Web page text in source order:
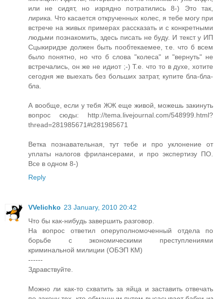
или не сидят, но изрядно потратились 8-) Это так,
лирика. Что касается открученных колес, я тебе могу при
встрече на живых примерах рассказать и с конкретными
людьми познакомить, здесь писать не буду. И текст у ИП
Сцыкиридзе должен быть пообтекаемее, т.е. что б всем
было понятно, но что б слова "колеса" и "вернуть" не
встречались, он же не идиот ;-) Т.е. что то в духе, хотите
сегодня же выехать без больших затрат, купите бла-бла-
бла.
А вообще, если у тебя ЖЖ еще живой, можешь закинуть
вопрос сюды: http://tema.livejournal.com/548999.html?
thread=281985671#t281985671
Ветка познавательная, тут тебе и про уклонение от
уплаты налогов фрилансерами, и про экспертизу ПО.
Все в одном 8-)
Reply
VVelichko 23 January, 2010 20:42
Что бы как-нибудь завершить разговор.
На вопрос ответил оперуполномоченный отдела по
борьбе с экономическими преступлениями
криминальной милиции (ОБЭП КМ)
------
Здравствуйте.
Можно ли как-то схватить за яйца и заставить отвечать